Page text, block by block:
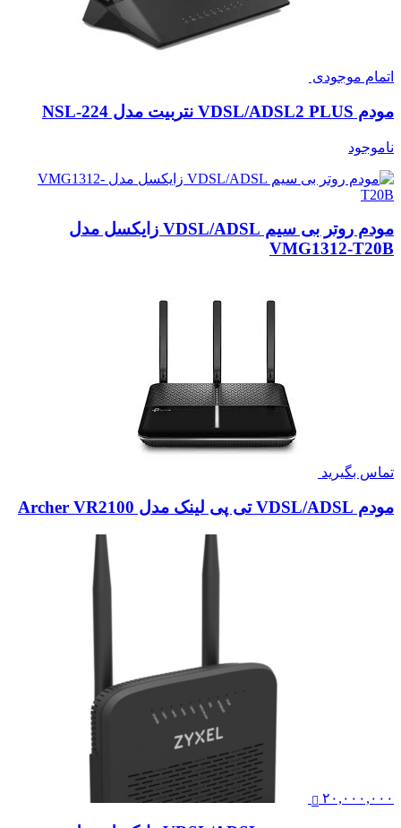
اتمام موجودی
مودم VDSL/ADSL2 PLUS نتربیت مدل NSL-224
ناموجود
مودم روتر بی سیم VDSL/ADSL زایکسل مدل
VMG1312-T20B
تماس بگیرید
مودم VDSL/ADSL تی پی لینک مدل Archer VR2100
۲۰,۰۰۰,۰۰۰